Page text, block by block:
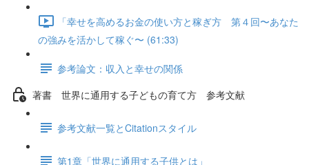
「幸せを高めるお金の使い方と稼ぎ方 第４回〜あなた
の強みを活かして稼ぐ〜 (61:33)
参考論文：収入と幸せの関係
著書 世界に通用する子どもの育て方 参考文献
参考文献一覧とCitationスタイル
第1章「世界に通用する子供とは」